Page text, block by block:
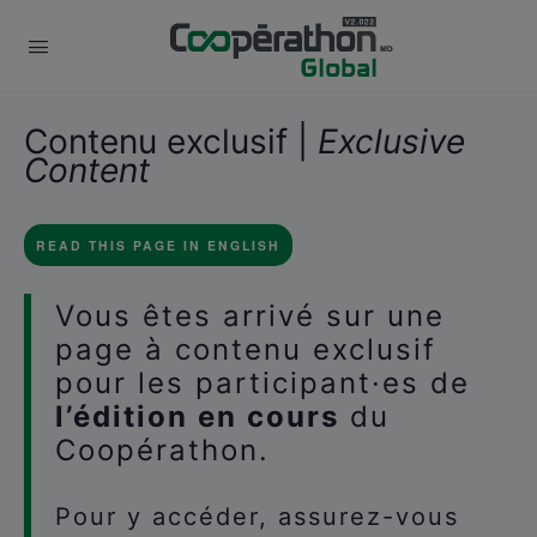
Contenu exclusif | Exclusive
Content
READ THIS PAGE IN ENGLISH
Vous êtes arrivé sur une
page à contenu exclusif
pour les participant·es de
l’édition en cours du
Coopérathon.
Pour y accéder, assurez-vous